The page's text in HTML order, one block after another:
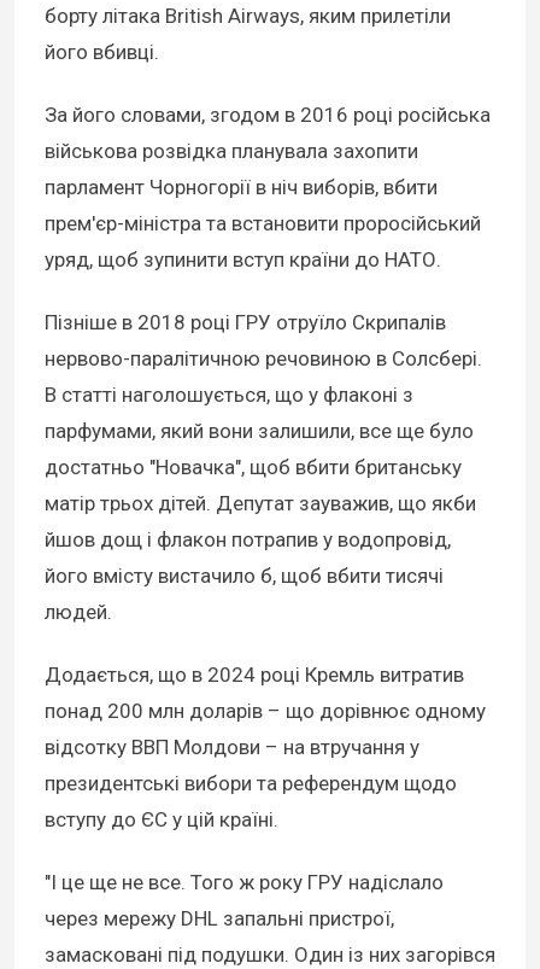
борту літака British Airways, яким прилетіли
його вбивці.
За його словами, згодом в 2016 році російська
військова розвідка планувала захопити
парламент Чорногорії в ніч виборів, вбити
прем'єр-міністра та встановити проросійський
уряд, щоб зупинити вступ країни до НАТО.
Пізніше в 2018 році ГРУ отруїло Скрипалів
нервово-паралітичною речовиною в Солсбері.
В статті наголошується, що у флаконі з
парфумами, який вони залишили, все ще було
достатньо "Новачка", щоб вбити британську
матір трьох дітей. Депутат зауважив, що якби
йшов дощ і флакон потрапив у водопровід,
його вмісту вистачило б, щоб вбити тисячі
людей.
Додається, що в 2024 році Кремль витратив
понад 200 млн доларів – що дорівнює одному
відсотку ВВП Молдови – на втручання у
президентські вибори та референдум щодо
вступу до ЄС у цій країні.
"І це ще не все. Того ж року ГРУ надіслало
через мережу DHL запальні пристрої,
замасковані під подушки. Один із них загорівся